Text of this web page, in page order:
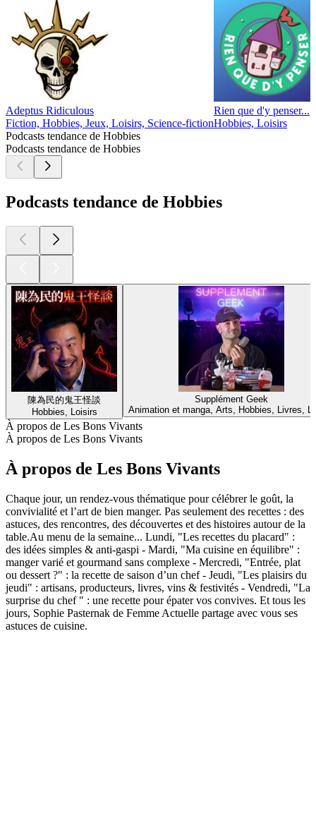
Adeptus Ridiculous
Fiction, Hobbies, Jeux, Loisirs, Science-fiction
Rien que d'y penser...
Hobbies, Loisirs
Podcasts tendance de Hobbies
Podcasts tendance de Hobbies
Podcasts tendance de Hobbies
陳為民的鬼王怪談
Hobbies, Loisirs
Supplément Geek
Animation et manga, Arts, Hobbies, Livres,
À propos de Les Bons Vivants
À propos de Les Bons Vivants
À propos de Les Bons Vivants
Chaque jour, un rendez-vous thématique pour célébrer le goût, la
convivialité et l’art de bien manger. Pas seulement des recettes : des
astuces, des rencontres, des découvertes et des histoires autour de la
table.Au menu de la semaine... Lundi, "Les recettes du placard" :
des idées simples & anti-gaspi - Mardi, "Ma cuisine en équilibre" :
manger varié et gourmand sans complexe - Mercredi, "Entrée, plat
ou dessert ?" : la recette de saison d’un chef - Jeudi, "Les plaisirs du
jeudi" : artisans, producteurs, livres, vins & festivités - Vendredi, "La
surprise du chef " : une recette pour épater vos convives. Et tous les
jours, Sophie Pasternak de Femme Actuelle partage avec vous ses
astuces de cuisine.